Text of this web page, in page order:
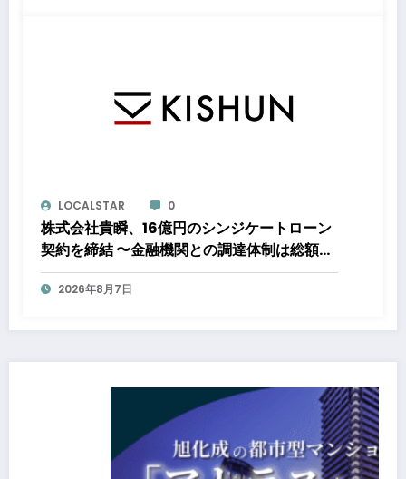
LOCALSTAR 0
株式会社貴瞬、16億円のシンジケートローン
契約を締結 〜金融機関との調達体制は総額約
80億円規模へ。DX・海外展開をはじめとし
た成長投資を加速～
2026年8月7日